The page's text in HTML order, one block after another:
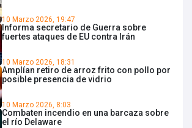
10 Marzo 2026, 19:47
Informa secretario de Guerra sobre
fuertes ataques de EU contra Irán
10 Marzo 2026, 18:31
Amplían retiro de arroz frito con pollo por
posible presencia de vidrio
10 Marzo 2026, 8:03
Combaten incendio en una barcaza sobre
el río Delaware